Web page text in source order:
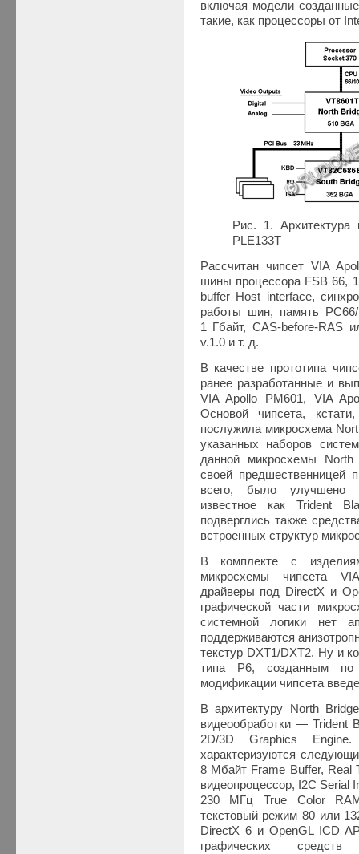
включая модели
такие, как процессоры от
Рис. 1. Архитектура
PLE133T
Рассчитан чипсет VIA
шины процессора FSB 66,
buffer Host interface,
работы шин, память
1 Гбайт, CAS-before-RAS
v.1.0 и т. д.
В качестве прототипа
ранее разработанные и
VIA Apollo PM601, VIA
Основой чипсета,
послужила микросхема
указанных наборов
данной микросхемы
своей предшественницей
всего, было улучшено
известное как Trident
подверглись также
встроенных структур
В комплекте с
микросхемы чипсета
драйверы под DirectX и
графической части
системной логики нет
поддерживаются
текстур DXT1/DXT2. Ну и
типа P6, созданным
модификации чипсета
В архитектуру North
видеообработки — Trident
2D/3D Graphics Engine.
характеризуются
8 Мбайт Frame Buffer, Real
видеопроцессор, I2C Serial
230 МГц True Color
текстовый режим 80 или
DirectX 6 и OpenGL ICD
графических средств